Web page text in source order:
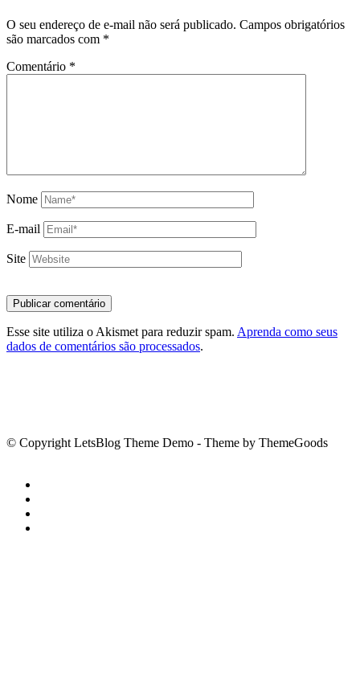
O seu endereço de e-mail não será publicado. Campos obrigatórios
são marcados com *
Comentário *
Nome
E-mail
Site
Esse site utiliza o Akismet para reduzir spam. Aprenda como seus
dados de comentários são processados.
© Copyright LetsBlog Theme Demo - Theme by ThemeGoods